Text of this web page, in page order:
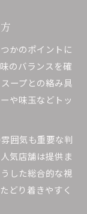
かのポイントに
のバランスを確
ープとの絡み具
や味玉などトッ
囲気も重要な判
気店舗は提供ま
した総合的な視
どり着きやすく